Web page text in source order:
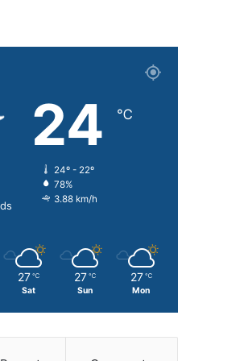
24 ℃
24º - 22º
78%
3.88 km/h
27 ℃
Sat
27 ℃
Sun
27 ℃
Mon